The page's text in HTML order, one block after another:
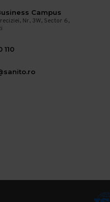
Campus
Nr, 3W, Sector 6,
110